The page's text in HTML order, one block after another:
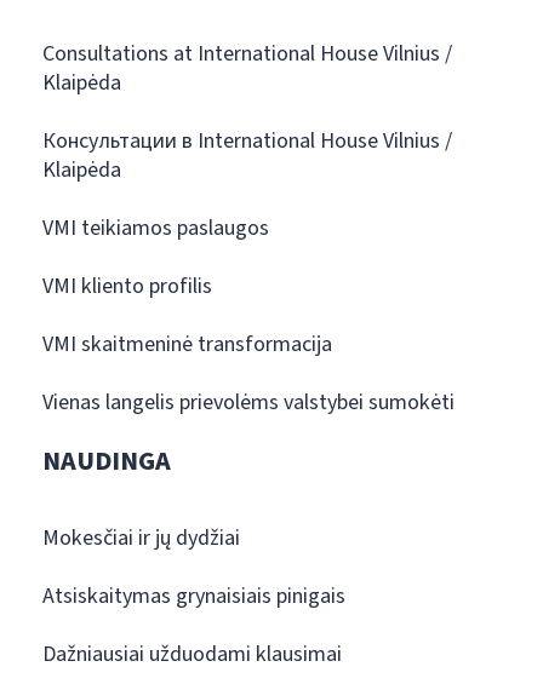
Consultations at International House Vilnius /
Klaipėda
Консультации в International House Vilnius /
Klaipėda
VMI teikiamos paslaugos
VMI kliento profilis
VMI skaitmeninė transformacija
Vienas langelis prievolėms valstybei sumokėti
NAUDINGA
Mokesčiai ir jų dydžiai
Atsiskaitymas grynaisiais pinigais
Dažniausiai užduodami klausimai